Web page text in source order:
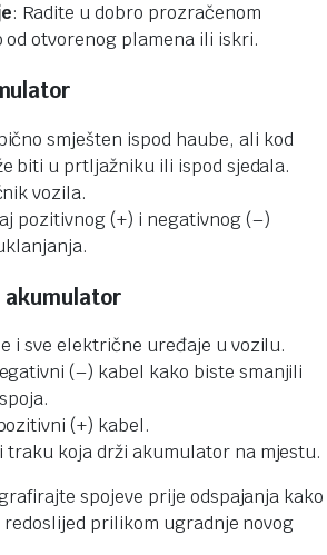
: Radite u dobro prozračenom
otvorenog plamena ili iskri.
smješten ispod haube, ali kod
biti u prtljažniku ili ispod sjedala.
vozila.
pozitivnog (+) i negativnog (–)
akumulator
i sve električne uređaje u vozilu.
(–) kabel kako biste smanjili
(+) kabel.
traku koja drži akumulator na mjestu.
spojeve prije odspajanja kako
prilikom ugradnje novog